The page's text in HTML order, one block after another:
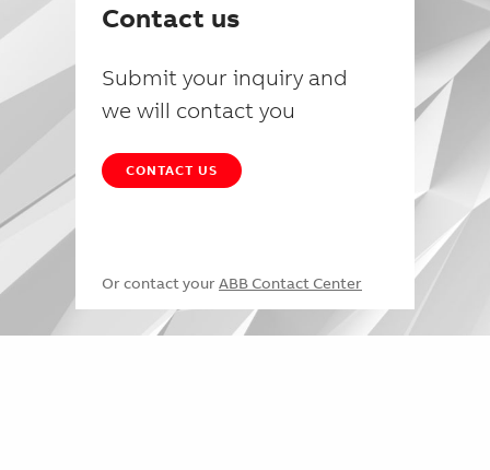
Contact us
Submit your inquiry and
we will contact you
CONTACT US
Or contact your ABB Contact Center